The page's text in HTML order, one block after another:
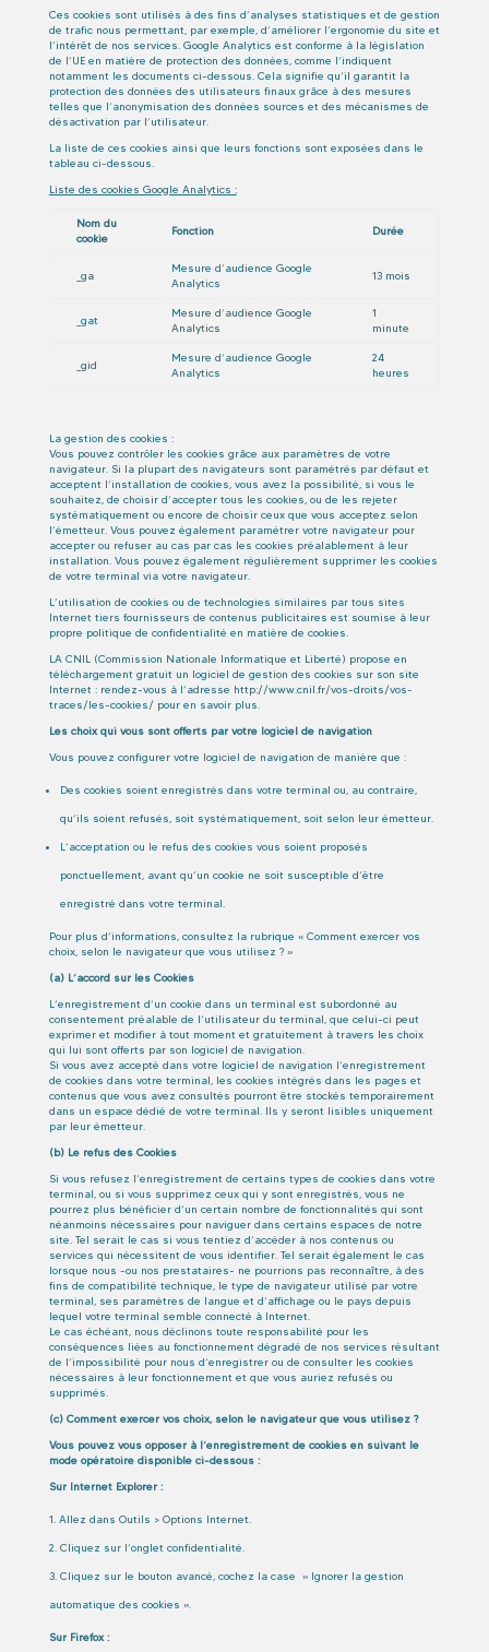
Ces cookies sont utilisés à des fins d’analyses statistiques et de gestion
de trafic nous permettant, par exemple, d’améliorer l’ergonomie du site et
l’intérêt de nos services. Google Analytics est conforme à la législation
de l’UE en matière de protection des données, comme l’indiquent
notamment les documents ci-dessous. Cela signifie qu’il garantit la
protection des données des utilisateurs finaux grâce à des mesures
telles que l’anonymisation des données sources et des mécanismes de
désactivation par l’utilisateur.
La liste de ces cookies ainsi que leurs fonctions sont exposées dans le
tableau ci-dessous.
Liste des cookies Google Analytics :
Nom du
cookie
Fonction Durée
_ga
Mesure d’audience Google
Analytics
13 mois
_gat
Mesure d’audience Google
Analytics
1
minute
_gid
Mesure d’audience Google
Analytics
24
heures
La gestion des cookies :
Vous pouvez contrôler les cookies grâce aux paramètres de votre
navigateur. Si la plupart des navigateurs sont paramétrés par défaut et
acceptent l’installation de cookies, vous avez la possibilité, si vous le
souhaitez, de choisir d’accepter tous les cookies, ou de les rejeter
systématiquement ou encore de choisir ceux que vous acceptez selon
l’émetteur. Vous pouvez également paramétrer votre navigateur pour
accepter ou refuser au cas par cas les cookies préalablement à leur
installation. Vous pouvez également régulièrement supprimer les cookies
de votre terminal via votre navigateur.
L’utilisation de cookies ou de technologies similaires par tous sites
Internet tiers fournisseurs de contenus publicitaires est soumise à leur
propre politique de confidentialité en matière de cookies.
LA CNIL (Commission Nationale Informatique et Liberté) propose en
téléchargement gratuit un logiciel de gestion des cookies sur son site
Internet : rendez-vous à l’adresse http://www.cnil.fr/vos-droits/vos-
traces/les-cookies/ pour en savoir plus.
Les choix qui vous sont offerts par votre logiciel de navigation
Vous pouvez configurer votre logiciel de navigation de manière que :
Des cookies soient enregistrés dans votre terminal ou, au contraire,
qu’ils soient refusés, soit systématiquement, soit selon leur émetteur.
L’acceptation ou le refus des cookies vous soient proposés
ponctuellement, avant qu’un cookie ne soit susceptible d’être
enregistré dans votre terminal.
Pour plus d’informations, consultez la rubrique « Comment exercer vos
choix, selon le navigateur que vous utilisez ? »
(a) L’accord sur les Cookies
L’enregistrement d’un cookie dans un terminal est subordonné au
consentement préalable de l’utilisateur du terminal, que celui-ci peut
exprimer et modifier à tout moment et gratuitement à travers les choix
qui lui sont offerts par son logiciel de navigation.
Si vous avez accepté dans votre logiciel de navigation l’enregistrement
de cookies dans votre terminal, les cookies intégrés dans les pages et
contenus que vous avez consultés pourront être stockés temporairement
dans un espace dédié de votre terminal. Ils y seront lisibles uniquement
par leur émetteur.
(b) Le refus des Cookies
Si vous refusez l’enregistrement de certains types de cookies dans votre
terminal, ou si vous supprimez ceux qui y sont enregistrés, vous ne
pourrez plus bénéficier d’un certain nombre de fonctionnalités qui sont
néanmoins nécessaires pour naviguer dans certains espaces de notre
site. Tel serait le cas si vous tentiez d’accéder à nos contenus ou
services qui nécessitent de vous identifier. Tel serait également le cas
lorsque nous -ou nos prestataires- ne pourrions pas reconnaître, à des
fins de compatibilité technique, le type de navigateur utilisé par votre
terminal, ses paramètres de langue et d’affichage ou le pays depuis
lequel votre terminal semble connecté à Internet.
Le cas échéant, nous déclinons toute responsabilité pour les
conséquences liées au fonctionnement dégradé de nos services résultant
de l’impossibilité pour nous d’enregistrer ou de consulter les cookies
nécessaires à leur fonctionnement et que vous auriez refusés ou
supprimés.
(c) Comment exercer vos choix, selon le navigateur que vous utilisez ?
Vous pouvez vous opposer à l’enregistrement de cookies en suivant le
mode opératoire disponible ci-dessous :
Sur Internet Explorer :
Allez dans Outils > Options Internet.
Cliquez sur l’onglet confidentialité.
Cliquez sur le bouton avancé, cochez la case » Ignorer la gestion
automatique des cookies ».
Sur Firefox :